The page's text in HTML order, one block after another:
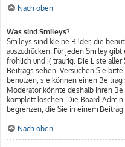
Nach oben
Was sind Smileys?
Smileys sind kleine Bilder, die
auszudrücken. Für jeden Smiley
fröhlich und :( traurig. Die Liste
Beitrags sehen. Versuchen Sie
benutzen, sie können einen
Moderator könnte deshalb Ihren
komplett löschen. Die Board-
begrenzen, die Sie in einem
Nach oben